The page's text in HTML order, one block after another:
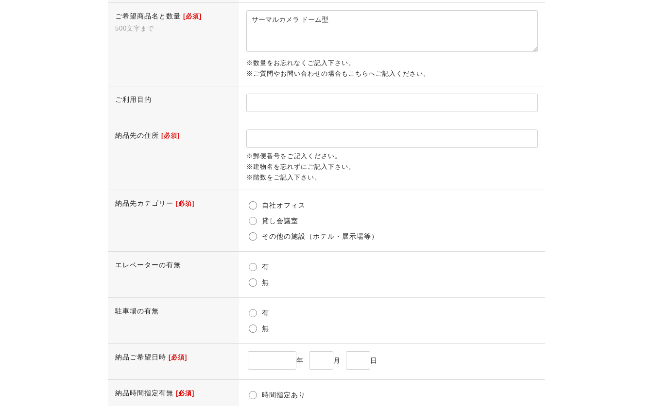
ご希望商品名と数量 [必須]
500文字まで
※数量をお忘れなくご記入下さい。
※ご質問やお問い合わせの場合もこちらへご記入ください。
ご利用目的
納品先の住所 [必須]
※郵便番号をご記入ください。
※建物名を忘れずにご記入下さい。
※階数をご記入下さい。
納品先カテゴリー [必須]
自社オフィス
貸し会議室
その他の施設（ホテル・展示場等）
エレベーターの有無
有
無
駐車場の有無
有
無
納品ご希望日時 [必須] 年 月 日
納品時間指定有無 [必須]
時間指定あり